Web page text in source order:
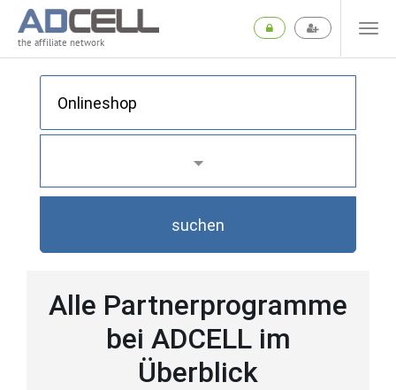
the affiliate network
suchen
Alle Partnerprogramme
bei ADCELL im
Überblick